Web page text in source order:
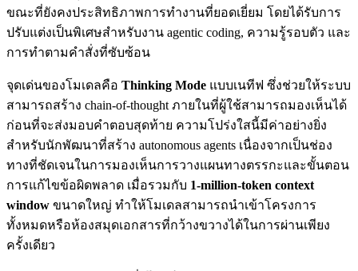
ขณะที่ยังคงประสิทธิภาพการทำงานที่ยอดเยี่ยม โดยได้รับการ
ปรับแต่งเป็นพิเศษสำหรับงาน agentic coding, ความรู้รอบตัว และ
การทำตามคำสั่งที่ซับซ้อน
จุดเด่นของโมเดลคือ Thinking Mode แบบเนทีฟ ซึ่งช่วยให้ระบบ
สามารถสร้าง chain-of-thought ภายในที่ผู้ใช้สามารถมองเห็นได้
ก่อนที่จะส่งมอบคำตอบสุดท้าย ความโปร่งใสนี้มีค่าอย่างยิ่ง
สำหรับนักพัฒนาที่สร้าง autonomous agents เนื่องจากเป็นช่อง
ทางที่ชัดเจนในการมองเห็นการวางแผนทางตรรกะและขั้นตอน
การแก้ไขข้อผิดพลาด เมื่อรวมกับ 1-million-token context
window ขนาดใหญ่ ทำให้โมเดลสามารถนำเข้าโครงการ
ทั้งหมดหรือห้องสมุดเอกสารที่กว้างขวางได้ในการผ่านเพียง
ครั้งเดียว